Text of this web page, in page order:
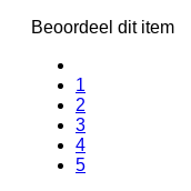
Beoordeel dit item
1
2
3
4
5